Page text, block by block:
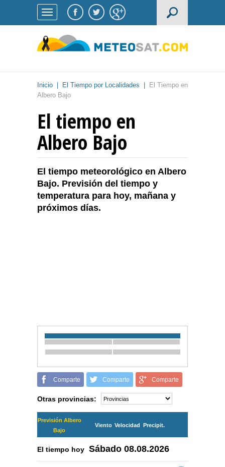
Inicio El Tiempo por Localidades
El Tiempo en
Albero Bajo
El tiempo en
Albero Bajo
El tiempo meteorológico en Albero
Bajo. Previsión del tiempo y
temperatura para hoy, mañana y
próximos días.
Comparte Comparte Comparte
Otras provincias:
Previsión Albero
Bajo
Viento Velocidad Precipit.
El tiempo hoy Sábado 08.08.2026